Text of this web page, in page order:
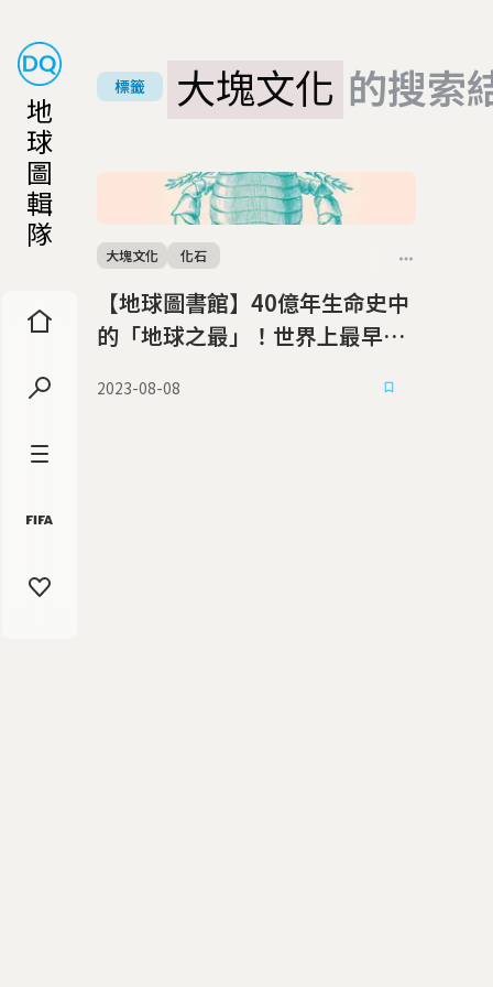
地
球
圖
輯
隊
標籤 大塊文化 的搜索
【地球圖書館】40億年生命史中
的「地球之最」！世界上最早、
大塊文化 化石
2023-08-08